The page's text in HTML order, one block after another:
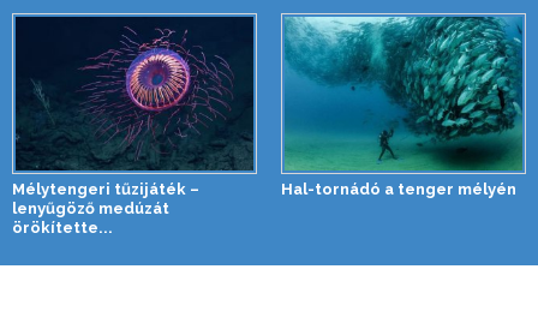
Mélytengeri tűzijáték –
lenyűgöző medúzát
örökítette...
Hal-tornádó a tenger mélyén